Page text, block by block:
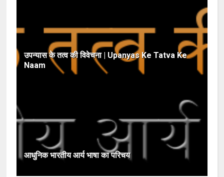
उपन्यास के तत्व की विवेचना | Upanyas Ke Tatva Ke
Naam
आधुनिक भारतीय आर्य भाषा का परिचय